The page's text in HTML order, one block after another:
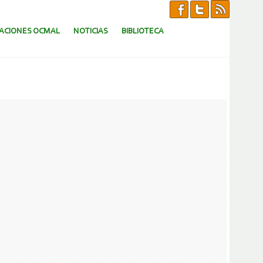
OCMAL NOTICIAS BIBLIOTECA